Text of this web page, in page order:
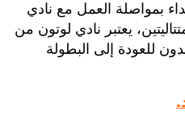
بمواصلة العمل مع نادي
يعتبر نادي لوتون من
للعودة إلى البطولة